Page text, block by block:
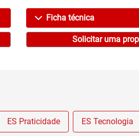
Ficha técnica
Solicitar uma
ES Praticidade ES Tecnologia